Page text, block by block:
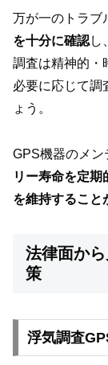
万が一のトラブ
を十分に確認し
調査は精神的・
必要に応じて調
ょう。
GPS機器のメン
リー寿命を定
を維持すること
法律面か
策
浮気調査